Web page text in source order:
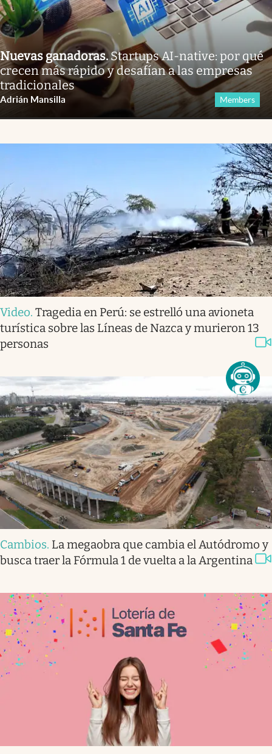
Nuevas ganadoras.Startups AI-native: por qué
crecen más rápido y desafían a las empresas
tradicionales
Adrián Mansilla Members
Video. Tragedia en Perú: se estrelló una avioneta
turística sobre las Líneas de Nazca y murieron 13
personas
Cambios. La megaobra que cambia el Autódromo y
busca traer la Fórmula 1 de vuelta a la Argentina